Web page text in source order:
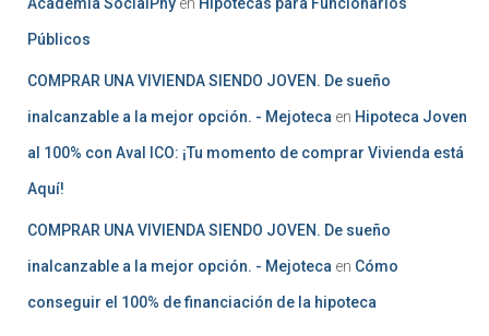
Academia SocialPhy en Hipotecas para Funcionarios
Públicos
COMPRAR UNA VIVIENDA SIENDO JOVEN. De sueño
inalcanzable a la mejor opción. - Mejoteca en Hipoteca Joven
al 100% con Aval ICO: ¡Tu momento de comprar Vivienda está
Aquí!
COMPRAR UNA VIVIENDA SIENDO JOVEN. De sueño
inalcanzable a la mejor opción. - Mejoteca en Cómo
conseguir el 100% de financiación de la hipoteca